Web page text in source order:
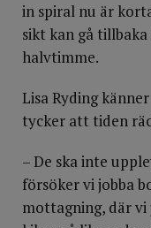
in spiral nu är
sikt kan gå
halvtimme.
Lisa Ryding
tycker att tiden
– De ska inte
försöker vi jobba
mottagning, där